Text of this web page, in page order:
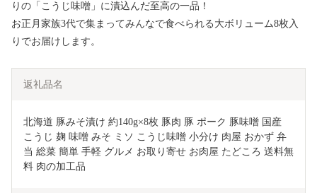
りの「こうじ味噌」に漬込んだ至高の一品！
お正月家族3代で集まってみんなで食べられる大ボリューム8枚入
りでお届けします。
返礼品名
北海道 豚みそ漬け 約140g×8枚 豚肉 豚 ポーク 豚味噌 国産
こうじ 麹 味噌 みそ ミソ こうじ味噌 小分け 肉屋 おかず 弁
当 総菜 簡単 手軽 グルメ お取り寄せ お肉屋 たどころ 送料無
料 肉の加工品